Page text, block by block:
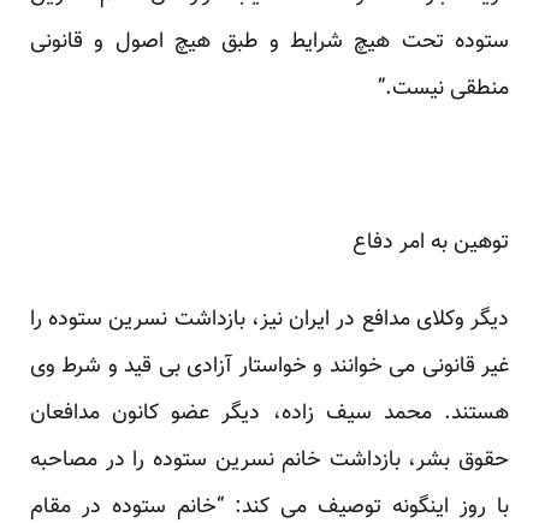
ستوده تحت هیچ شرایط و طبق هیچ اصول و قانونی
منطقی نیست.”
توهین به امر دفاع
دیگر وکلای مدافع در ایران نیز، بازداشت نسرین ستوده را
غیر قانونی می خوانند و خواستار آزادی بی قید و شرط وی
هستند. محمد سیف زاده، دیگر عضو کانون مدافعان
حقوق بشر، بازداشت خانم نسرین ستوده را در مصاحبه
با روز اینگونه توصیف می کند: “خانم ستوده در مقام